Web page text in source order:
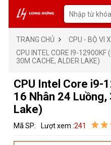
TRANG CHỦ
CPU - BỘ VI
CPU INTEL CORE I9-12900KF
30M CACHE, ALDER LAKE)
CPU Intel Core i9-
16 Nhân 24
Lake)
Mã SP: Lượt xem :241